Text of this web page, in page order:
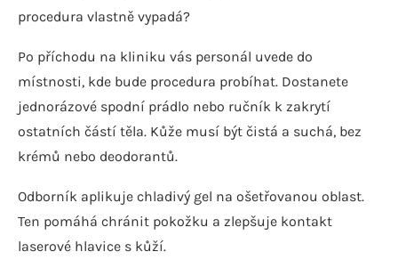
procedura vlastně vypadá?
Po příchodu na kliniku vás personál uvede do
místnosti, kde bude procedura probíhat. Dostanete
jednorázové spodní prádlo nebo ručník k zakrytí
ostatních částí těla. Kůže musí být čistá a suchá, bez
krémů nebo deodorantů.
Odborník aplikuje chladivý gel na ošetřovanou oblast.
Ten pomáhá chránit pokožku a zlepšuje kontakt
laserové hlavice s kůží.